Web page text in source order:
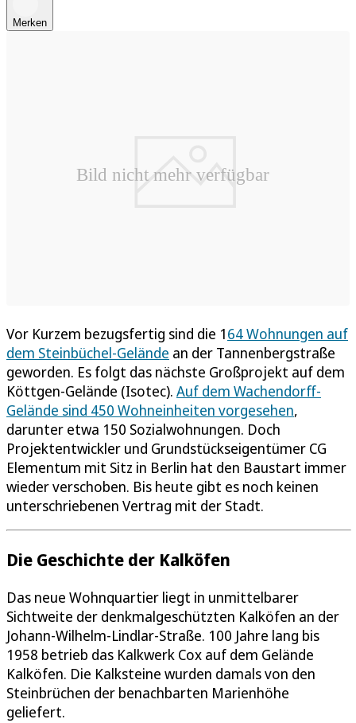
Merken
Vor Kurzem bezugsfertig sind die 164 Wohnungen auf
dem Steinbüchel-Gelände an der Tannenbergstraße
geworden. Es folgt das nächste Großprojekt auf dem
Köttgen-Gelände (Isotec). Auf dem Wachendorff-
Gelände sind 450 Wohneinheiten vorgesehen,
darunter etwa 150 Sozialwohnungen. Doch
Projektentwickler und Grundstückseigentümer CG
Elementum mit Sitz in Berlin hat den Baustart immer
wieder verschoben. Bis heute gibt es noch keinen
unterschriebenen Vertrag mit der Stadt.
Die Geschichte der Kalköfen
Das neue Wohnquartier liegt in unmittelbarer
Sichtweite der denkmalgeschützten Kalköfen an der
Johann-Wilhelm-Lindlar-Straße. 100 Jahre lang bis
1958 betrieb das Kalkwerk Cox auf dem Gelände
Kalköfen. Die Kalksteine wurden damals von den
Steinbrüchen der benachbarten Marienhöhe
geliefert.